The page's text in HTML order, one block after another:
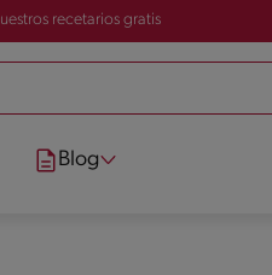
recetarios gratis
Blog